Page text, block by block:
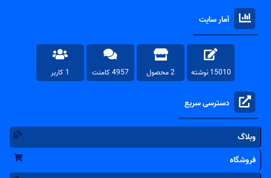
آمار سایت
15010 نوشته 2 محصول 4957 کامنت 1 کاربر
دسترسی سریع
وبلاگ
فروشگاه